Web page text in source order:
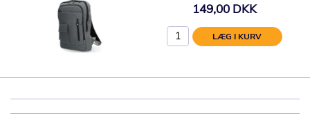
149,00 DKK
LÆG I KURV